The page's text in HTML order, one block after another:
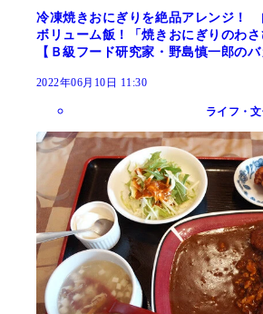
冷凍焼きおにぎりを絶品アレンジ！
ボリューム飯！「焼きおにぎりのわさ
【Ｂ級フード研究家・野島慎一郎のバ
2022年06月10日 11:30
ライフ・